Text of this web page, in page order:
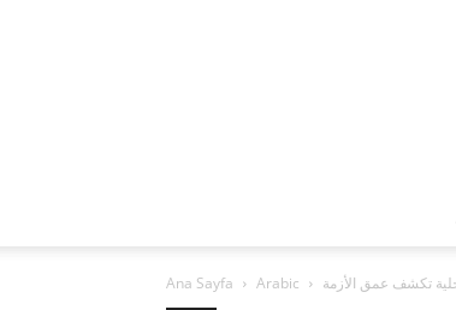
Ana Sayfa Arabic تكشف عمق الأزمة